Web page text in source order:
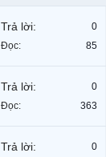
Trả lời:
0
Đọc:
85
Trả lời:
0
Đọc:
363
Trả lời:
0